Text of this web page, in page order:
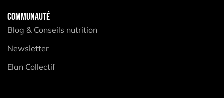
COMMUNAUTÉ
Blog & Conseils nutrition
Newsletter
Elan Collectif